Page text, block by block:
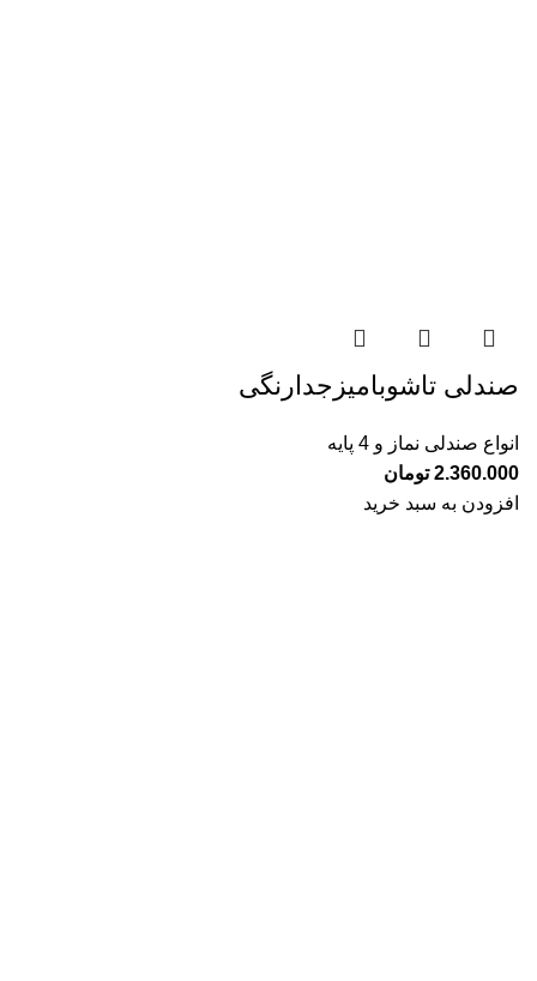
صندلی تاشوبامیزجدارنگی
انواع صندلی نماز و 4 پایه
2.360.000 تومان
افزودن به سبد خرید